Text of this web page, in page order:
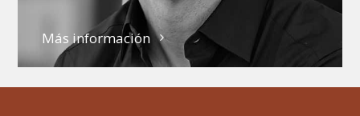
Más información